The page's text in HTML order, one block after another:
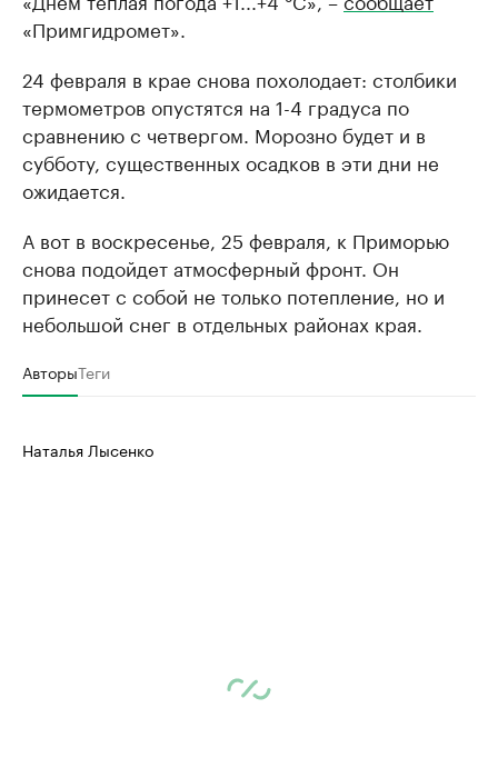
«Примгидромет».
24 февраля в крае снова похолодает: столбики
термометров опустятся на 1-4 градуса по
сравнению с четвергом. Морозно будет и в
субботу, существенных осадков в эти дни не
ожидается.
А вот в воскресенье, 25 февраля, к Приморью
снова подойдет атмосферный фронт. Он
принесет с собой не только потепление, но и
небольшой снег в отдельных районах края.
АвторыТеги
Наталья Лысенко